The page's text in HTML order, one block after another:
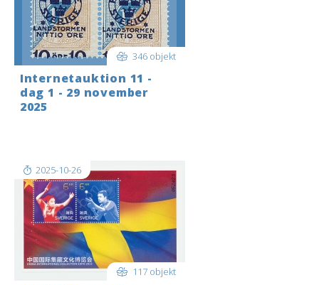
346 objekt
Internetauktion 11 -
dag 1 - 29 november
2025
2025-10-26
117 objekt